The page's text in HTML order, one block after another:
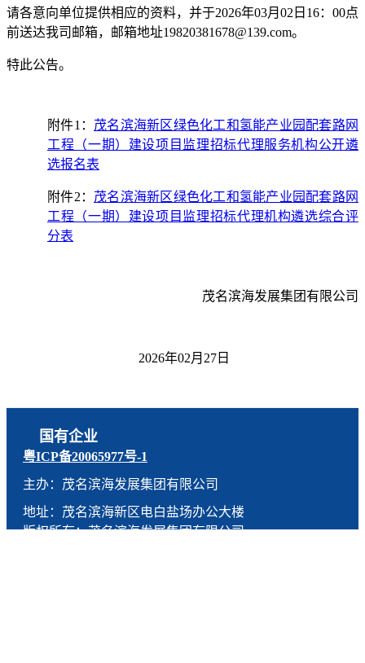
请各意向单位提供相应的资料，并于2026年03月 02 日 16：00点
前送达我司 邮箱，邮箱地址19820381678@139.com。
特此公告。
附件1： 茂名滨海新区绿色化工和氢能产业园配套路网
工程（一期）建设项目监理招标代理服务机构公开遴
选报名表
附件2： 茂名滨海新区绿色化工和氢能产业园配套路网
工程（一期）建设项目监理招标代理机构遴选综合评
分表
茂名滨海发展集团有限公司
2026年02月 27 日
国有企业
粤ICP备20065977号-1
主办：茂名滨海发展集团有限公司
地址：茂名滨海新区电白盐场办公大楼
版权所有：茂名滨海发展集团有限公司